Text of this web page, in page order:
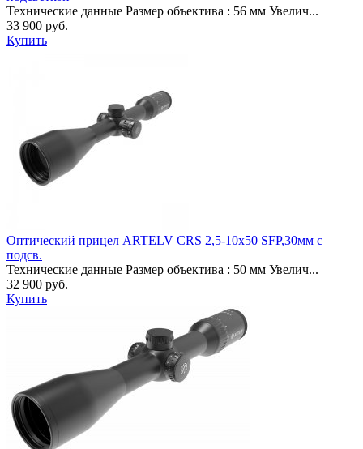
Технические данные Размер объектива : 56 мм Увелич...
33 900 руб.
Купить
Оптический прицел ARTELV CRS 2,5-10х50 SFP,30мм с
подсв.
Технические данные Размер объектива : 50 мм Увелич...
32 900 руб.
Купить